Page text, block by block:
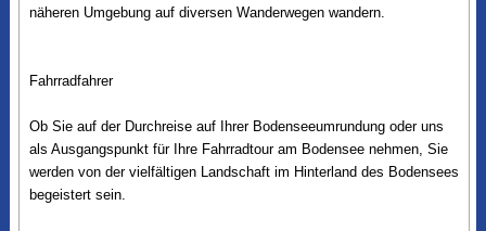
näheren Umgebung auf diversen Wanderwegen wandern.
Fahrradfahrer
Ob Sie auf der Durchreise auf Ihrer Bodenseeumrundung oder uns
als Ausgangspunkt für Ihre Fahrradtour am Bodensee nehmen, Sie
werden von der vielfältigen Landschaft im Hinterland des Bodensees
begeistert sein.